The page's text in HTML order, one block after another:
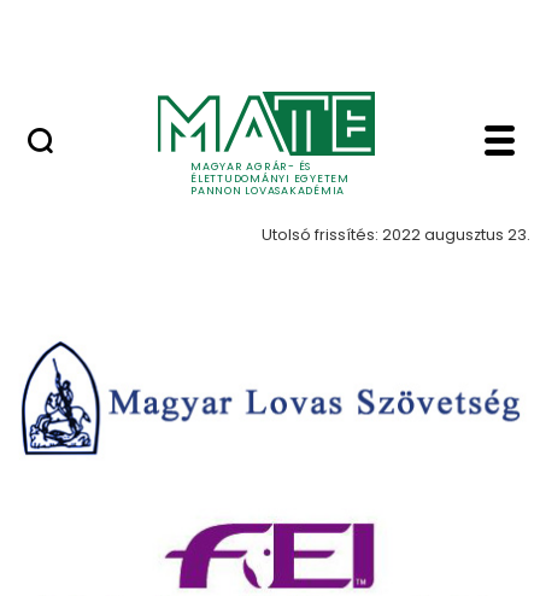
MAGYAR AGRÁR- ÉS
ÉLETTUDOMÁNYI EGYETEM
PANNON LOVASAKADÉMIA
Partnereink - MATE
Partnereink
Utolsó frissítés: 2022 augusztus 23.